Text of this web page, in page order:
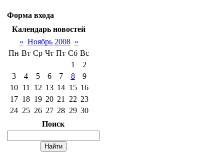
Форма входа
Календарь новостей
« Ноябрь 2008 »
Пн Вт Ср Чт Пт Сб Вс
1
2
3
4 5 6 7 8
9
10
11 12 13 14 15 16
17 18 19 20 21 22 23
24 25 26 27 28 29 30
Поиск